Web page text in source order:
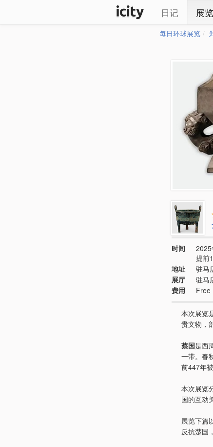
日记 展
每日环球展览
时间
提前
地址
驻马
展厅
驻马
费用
Free
本次展览
贵文物，
蔡国是西
一带。春
前447年
本次展览
国的互动
展览下篇
反抗楚国